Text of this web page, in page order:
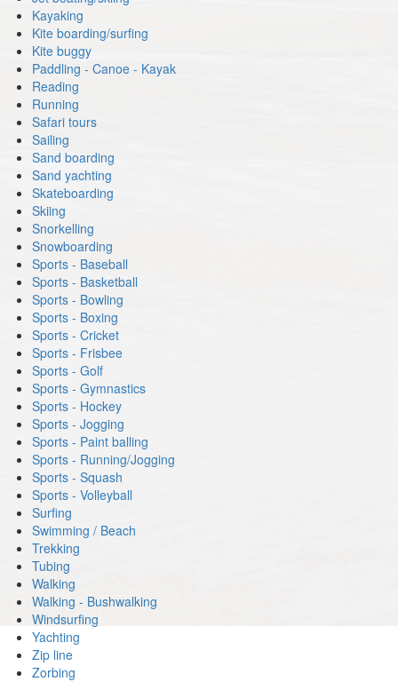
Kayaking
Kite boarding/surfing
Kite buggy
Paddling - Canoe - Kayak
Reading
Running
Safari tours
Sailing
Sand boarding
Sand yachting
Skateboarding
Skiing
Snorkelling
Snowboarding
Sports - Baseball
Sports - Basketball
Sports - Bowling
Sports - Boxing
Sports - Cricket
Sports - Frisbee
Sports - Golf
Sports - Gymnastics
Sports - Hockey
Sports - Jogging
Sports - Paint balling
Sports - Running/Jogging
Sports - Squash
Sports - Volleyball
Surfing
Swimming / Beach
Trekking
Tubing
Walking
Walking - Bushwalking
Windsurfing
Yachting
Zip line
Zorbing